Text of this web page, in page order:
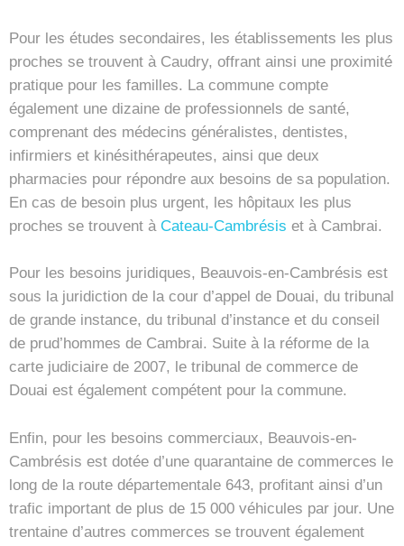
Pour les études secondaires, les établissements les plus
proches se trouvent à Caudry, offrant ainsi une proximité
pratique pour les familles. La commune compte
également une dizaine de professionnels de santé,
comprenant des médecins généralistes, dentistes,
infirmiers et kinésithérapeutes, ainsi que deux
pharmacies pour répondre aux besoins de sa population.
En cas de besoin plus urgent, les hôpitaux les plus
proches se trouvent à Cateau-Cambrésis et à Cambrai.
Pour les besoins juridiques, Beauvois-en-Cambrésis est
sous la juridiction de la cour d’appel de Douai, du tribunal
de grande instance, du tribunal d’instance et du conseil
de prud’hommes de Cambrai. Suite à la réforme de la
carte judiciaire de 2007, le tribunal de commerce de
Douai est également compétent pour la commune.
Enfin, pour les besoins commerciaux, Beauvois-en-
Cambrésis est dotée d’une quarantaine de commerces le
long de la route départementale 643, profitant ainsi d’un
trafic important de plus de 15 000 véhicules par jour. Une
trentaine d’autres commerces se trouvent également